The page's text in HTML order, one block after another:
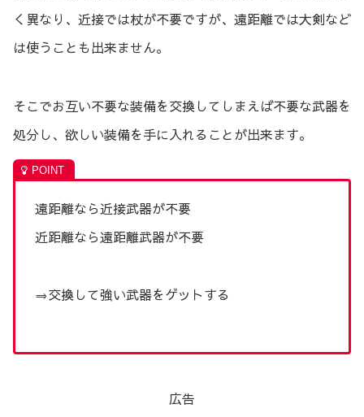
く異なり、近接では杖が不要ですが、遠距離では大剣など
は使うことも出来ません。
そこでお互い不要な装備を交換してしまえば不要な武器を
処分し、欲しい装備を手に入れることが出来ます。
遠距離なら近接武器が不要
近距離なら遠距離武器が不要
⇒交換して強い武器をゲットする
広告